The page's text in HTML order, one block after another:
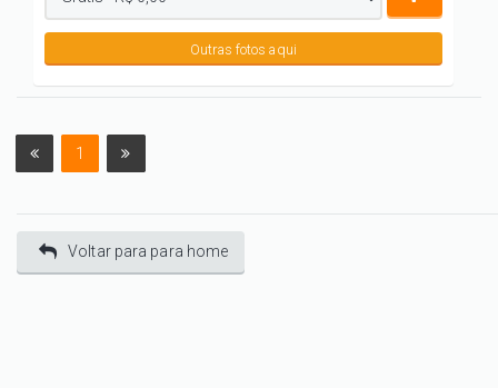
Outras fotos aqui
1
Voltar para para home